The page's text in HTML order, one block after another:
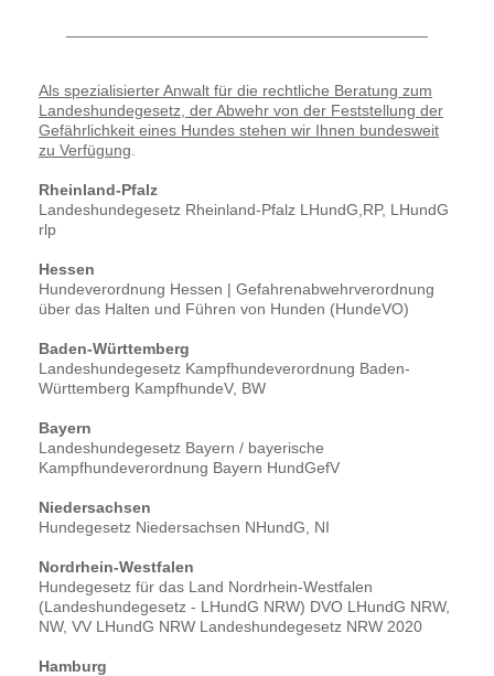
Als spezialisierter Anwalt für die rechtliche Beratung zum
Landeshundegesetz, der Abwehr von der Feststellung der
Gefährlichkeit eines Hundes stehen wir Ihnen bundesweit
zu Verfügung
Rheinland-Pfalz
Landeshundegesetz Rheinland-Pfalz LHundG,RP, LHundG
rlp
Hessen
Hundeverordnung Hessen | Gefahrenabwehrverordnung
über das Halten und Führen von Hunden (HundeVO)
Baden-Württemberg
Landeshundegesetz Kampfhundeverordnung Baden-
Württemberg KampfhundeV, BW
Bayern
Landeshundegesetz Bayern / bayerische
Kampfhundeverordnung Bayern HundGefV
Niedersachsen
Hundegesetz Niedersachsen NHundG, NI
Nordrhein-Westfalen
Hundegesetz für das Land Nordrhein-Westfalen
(Landeshundegesetz - LHundG NRW) DVO LHundG NRW,
NW, VV LHundG NRW Landeshundegesetz NRW 2020
Hamburg